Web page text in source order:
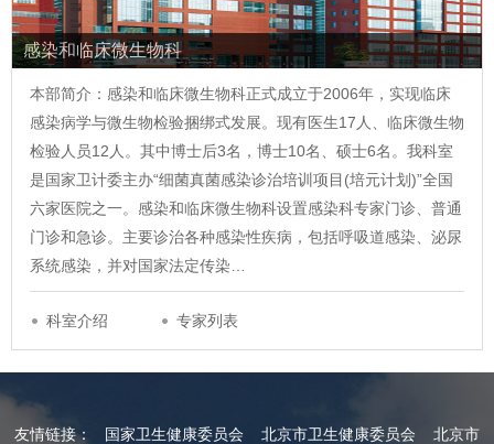
感染和临床微生物科
本部简介：感染和临床微生物科正式成立于2006年，实现临床
感染病学与微生物检验捆绑式发展。现有医生17人、临床微生物
检验人员12人。其中博士后3名，博士10名、硕士6名。我科室
是国家卫计委主办“细菌真菌感染诊治培训项目(培元计划)”全国
六家医院之一。感染和临床微生物科设置感染科专家门诊、普通
门诊和急诊。主要诊治各种感染性疾病，包括呼吸道感染、泌尿
系统感染，并对国家法定传染…
科室介绍 专家列表
友情链接： 国家卫生健康委员会 北京市卫生健康委员会
北京市